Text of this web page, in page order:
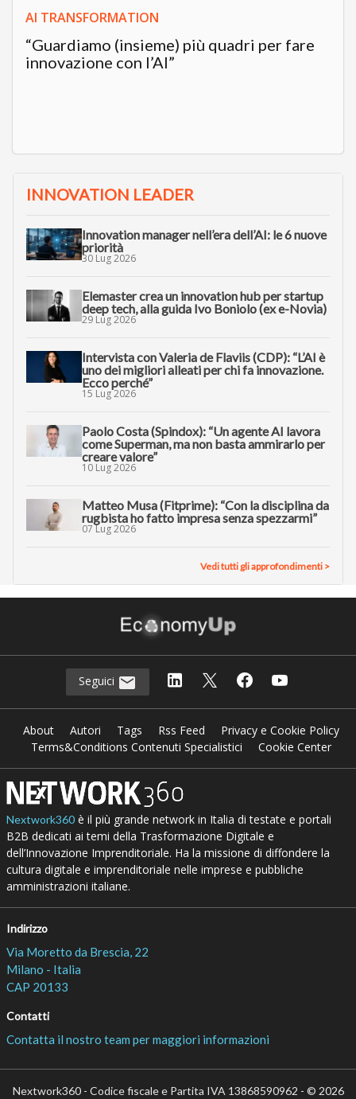
AI TRANSFORMATION
“Guardiamo (insieme) più quadri per fare
innovazione con l’AI”
INNOVATION LEADER
Innovation manager nell’era dell’AI: le 6 nuove
priorità
30 Lug 2026
Elemaster crea un innovation hub per startup
deep tech, alla guida Ivo Boniolo (ex e-Novia)
29 Lug 2026
Intervista con Valeria de Flaviis (CDP): “L’AI è
uno dei migliori alleati per chi fa innovazione.
Ecco perché”
15 Lug 2026
Paolo Costa (Spindox): “Un agente AI lavora
come Superman, ma non basta ammirarlo per
creare valore”
10 Lug 2026
Matteo Musa (Fitprime): “Con la disciplina da
rugbista ho fatto impresa senza spezzarmi”
07 Lug 2026
Vedi tutti gli approfondimenti >
Seguici
About Autori Tags Rss Feed
Privacy e Cookie Policy
Terms&Conditions Contenuti Specialistici
Cookie Center
Nextwork360è il più grande network in Italia di testate e portali
B2B dedicati ai temi della Trasformazione Digitale e
dell’Innovazione Imprenditoriale. Ha la missione di diffondere la
cultura digitale e imprenditoriale nelle imprese e pubbliche
amministrazioni italiane.
Indirizzo
Via Moretto da Brescia, 22
Milano - Italia
CAP 20133
Contatti
Contatta il nostro team per maggiori informazioni
Nextwork360 - Codice fiscale e Partita IVA 13868590962 - © 2026